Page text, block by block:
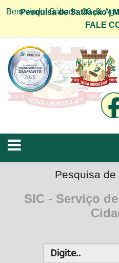
Bem vindo! Sábado, 08 de
Pesquisa de Satifação|
FALE
Pesquisa
SIC - Serviço